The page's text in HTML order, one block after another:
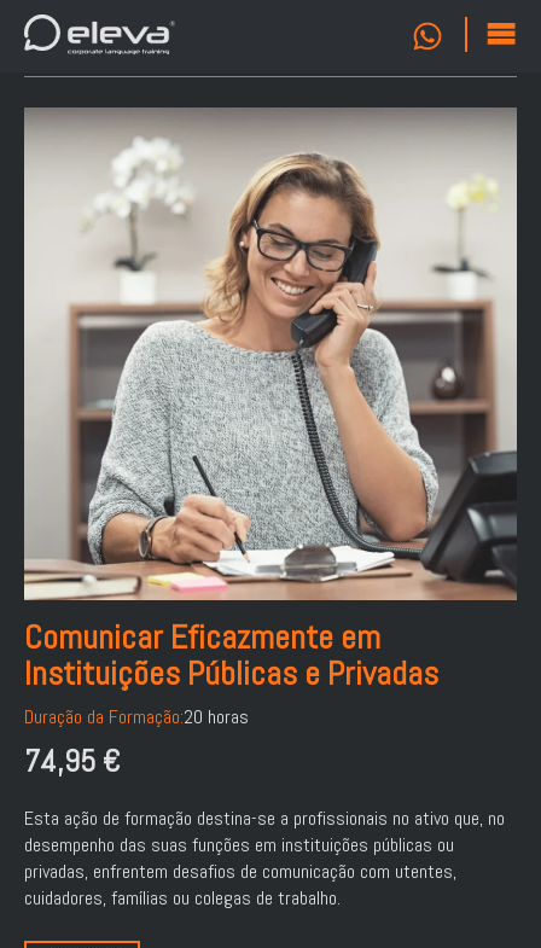
Comunicar Eficazmente em
Instituições Públicas e Privadas
Duração da Formação:20 horas
74,95 €
Esta ação de formação destina-se a profissionais no ativo que, no
desempenho das suas funções em instituições públicas ou
privadas, enfrentem desafios de comunicação com utentes,
cuidadores, famílias ou colegas de trabalho.